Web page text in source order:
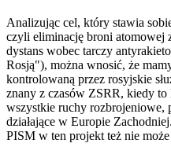
Analizując cel, który stawia
czyli eliminację broni atomowej
dystans wobec tarczy
Rosją"), można wnosić, że
kontrolowaną przez rosyjskie
znany z czasów ZSRR, kiedy
wszystkie ruchy rozbrojeniowe,
działające w Europie
PISM w ten projekt też nie